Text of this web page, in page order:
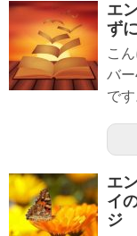
エ
ず
こ
バ
で
エ
イ
ジ